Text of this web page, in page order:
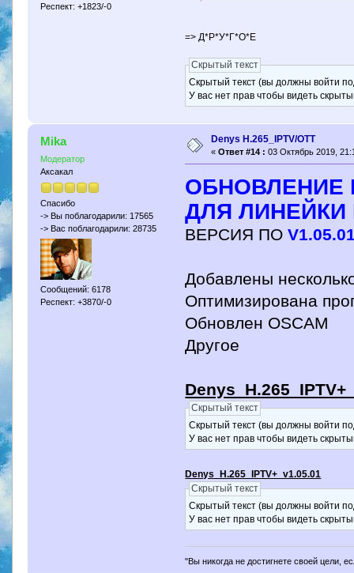
Респект: +1823/-0
=> Д*Р*У*Г*О*Е
Скрытый текст
Скрытый текст (вы должны войти
У вас нет прав чтобы видеть
Mika
Модератор
Аксакал
Спасибо
-> Вы поблагодарили: 17565
-> Вас поблагодарили: 28735
Сообщений: 6178
Респект: +3870/-0
Denys H.265_IPTV/OTT
« Ответ #14 : 03 Октябрь 2019,
ОБНОВЛЕНИЕ
ДЛЯ ЛИНЕЙКИ
ВЕРСИЯ ПО
Добавлены
Оптимизирована
Обновлен OSCAM
Другое
Скрытый текст
Скрытый текст (вы должны войти
У вас нет прав чтобы видеть
Denys_H.265_IPTV+_v1.05.01
Скрытый текст
Скрытый текст (вы должны войти
У вас нет прав чтобы видеть
"Вы никогда не достигнете своей цели,